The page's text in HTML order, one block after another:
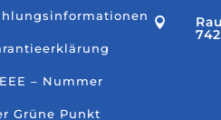
– Nummer
Grüne Punkt
